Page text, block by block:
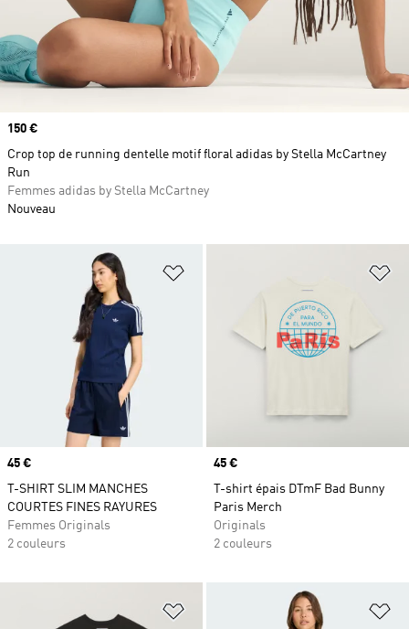
Ajouter à la Liste de produits
Prix
45 €
T-SHIRT SLIM MANCHES
COURTES FINES RAYURES
Femmes Originals
2 couleurs
Prix
45 €
T-shirt épais DTmF Bad Bunny
Paris Merch
Originals
2 couleurs
Ajouter à la Liste de produits
Prix
150 €
Crop top de running dentelle motif floral adidas by Stella McCartney
Run
Femmes adidas by Stella McCartney
Nouveau